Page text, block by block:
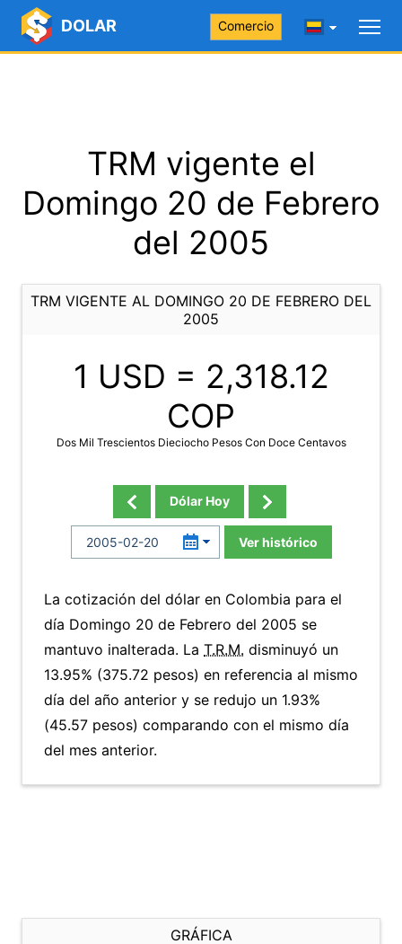
DOLAR Comercio
TRM vigente el
Domingo 20 de Febrero
del 2005
TRM VIGENTE AL DOMINGO 20 DE FEBRERO DEL
2005
1 USD = 2,318.12
COP
Dos Mil Trescientos Dieciocho Pesos Con Doce Centavos
Dólar Hoy
Ver histórico
La cotización del dólar en Colombia para el
día Domingo 20 de Febrero del 2005 se
mantuvo inalterada. La T.R.M. disminuyó un
13.95% (375.72 pesos) en referencia al mismo
día del año anterior y se redujo un 1.93%
(45.57 pesos) comparando con el mismo día
del mes anterior.
GRÁFICA